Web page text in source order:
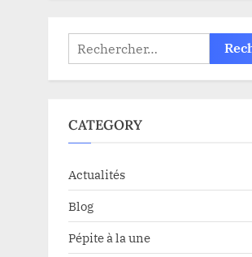
Rechercher :
CATEGORY
Actualités
Blog
Pépite à la une